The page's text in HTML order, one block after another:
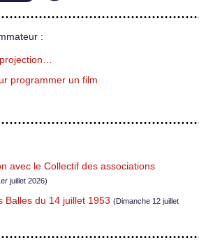
:
programmer un film
avec le Collectif des associations
juillet 2026)
Balles du 14 juillet 1953 (Dimanche 12 juillet